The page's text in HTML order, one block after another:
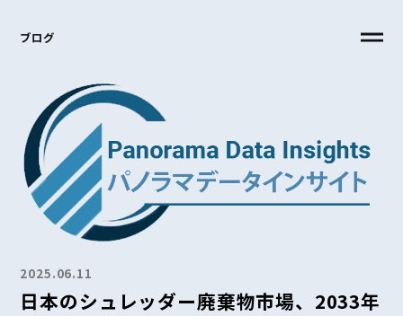
ブログ
2025.06.11
日本のシュレッダー廃棄物市場、2033年